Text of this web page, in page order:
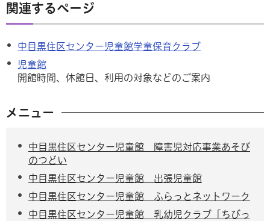
関連するページ
中目黒住区センター児童館学童保育クラブ
児童館
開館時間、休館日、利用の対象などのご案内
メニュー
中目黒住区センター児童館 障害児対応事業あそび
のつどい
中目黒住区センター児童館 出張児童館
中目黒住区センター児童館 ふらっとネットワーク
中目黒住区センター児童館 乳幼児クラブ「ちびっ